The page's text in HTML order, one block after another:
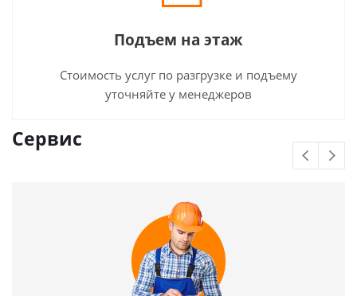
Подъем на этаж
Стоимость услуг по разгрузке и подъему
уточняйте у менеджеров
Сервис